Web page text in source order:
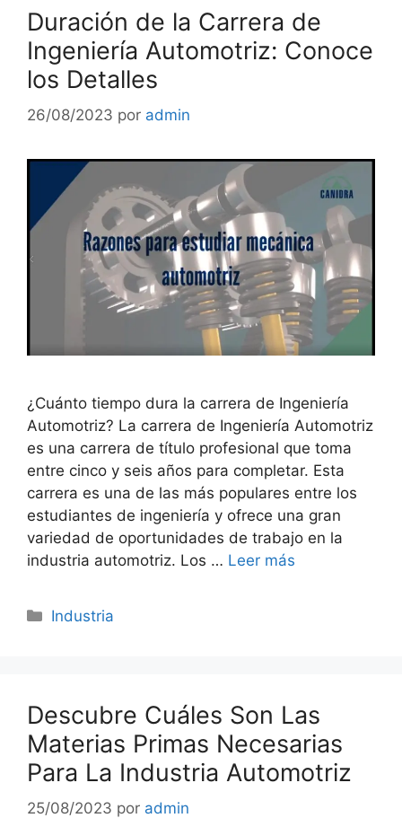
Duración de la Carrera de
Ingeniería Automotriz: Conoce
los Detalles
26/08/2023 por admin
¿Cuánto tiempo dura la carrera de Ingeniería
Automotriz? La carrera de Ingeniería Automotriz
es una carrera de título profesional que toma
entre cinco y seis años para completar. Esta
carrera es una de las más populares entre los
estudiantes de ingeniería y ofrece una gran
variedad de oportunidades de trabajo en la
industria automotriz. Los … Leer más
Categorías
Industria
Descubre Cuáles Son Las
Materias Primas Necesarias
Para La Industria Automotriz
25/08/2023 por admin